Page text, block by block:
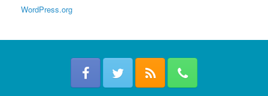
WordPress.org